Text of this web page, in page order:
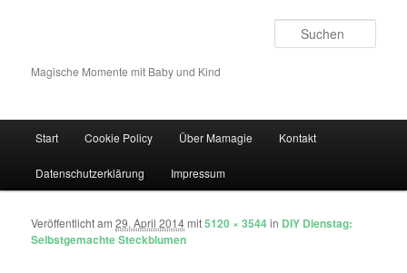
Magische Momente mit Baby und Kind
Zum Inhalt wechseln
Zum sekundären Inhalt wechseln
Start Cookie Policy Über Mamagie Kontakt
Datenschutzerklärung Impressum
Bilder-Navigation
Veröffentlicht am29. April 2014mit5120 × 3544in DIY Dienstag:
Selbstgemachte Steckblumen